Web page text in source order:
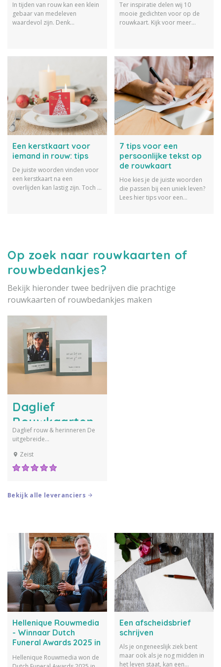
In tijden van rouw kan een klein
gebaar van medeleven
waardevol zijn. Denk
nou eigenlijk op zo'n
troostkaartje? Ter inspiratie
delen we tips en voorbeelden.
Ter inspiratie delen wij 10
mooie gedichten voor op de
rouwkaart. Kijk voor meer
Een kerstkaart voor
iemand in rouw: tips
De juiste woorden vinden voor
een kerstkaart na een
overlijden kan lastig zijn. Toch is
7 tips voor een
persoonlijke tekst op
de rouwkaart
Hoe kies je de juiste woorden
die passen bij een uniek leven?
Lees hier tips voor een
Op zoek naar rouwkaarten of
rouwbedankjes?
Bekijk hieronder twee bedrijven die prachtige
rouwkaarten of rouwbedankjes maken
Daglief
Rouwkaarten
Daglief rouw & herinneren De
uitgebreide
Daglief is uniek, origineel en
eigentijds. Elke dag werkt een
rouw en herinneren. Zoals
rouwdrukwerk met zelf...
Zeist
Bekijk alle leveranciers
Hellenique Rouwmedia
- Winnaar Dutch
Funeral Awards 2025 in
de categorie
'Innovatie'
Hellenique Rouwmedia won de
Een afscheidsbrief
schrijven
Als je ongeneeslijk ziek bent
maar ook als je nog midden in
het leven staat, kan een